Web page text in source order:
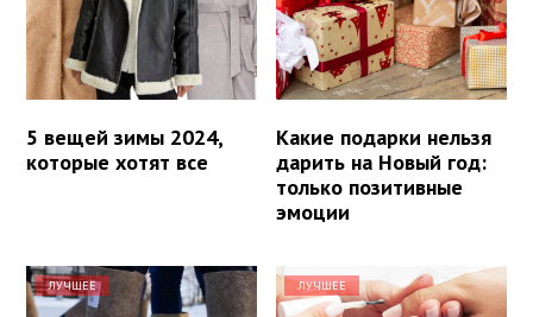
5 вещей зимы 2024,
которые хотят все
Какие подарки нельзя
дарить на Новый год:
только позитивные
эмоции
ЛУЧШЕЕ ЛУЧШЕЕ